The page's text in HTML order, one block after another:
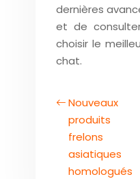
dernières
et de
choisir le
chat.
Nouveaux
produits
frelons
asiatiques
homologués